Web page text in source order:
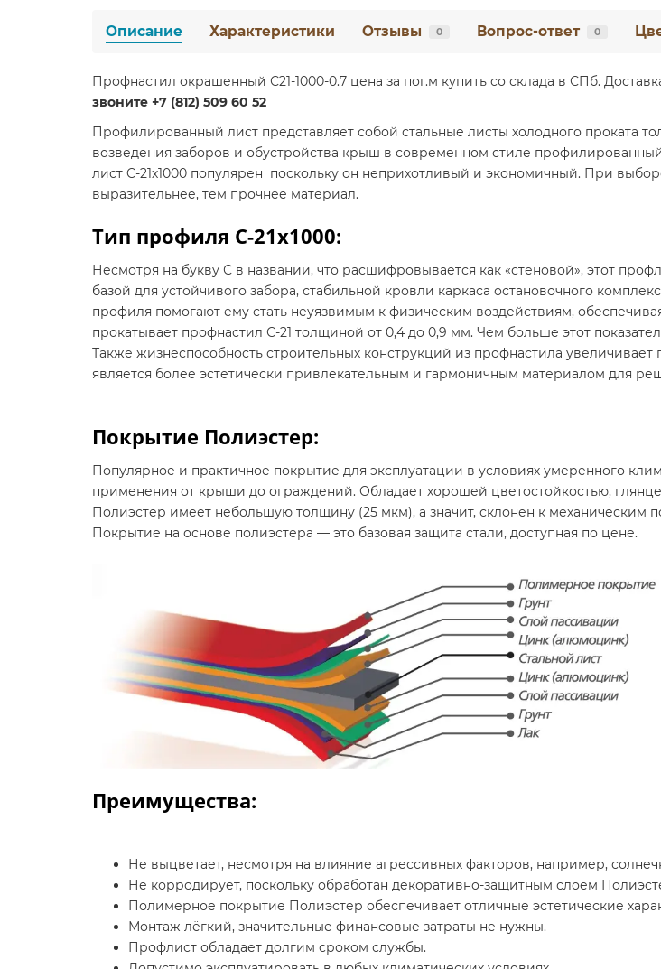
Описание Характеристики Отзывы 0 Вопрос-ответ 0
Профнастил окрашенный С21-1000-0.7 цена за пог.м купить со склада в СПб.
звоните +7 (812) 509 60 52
Профилированный лист представляет собой стальные листы холодного проката
возведения заборов и обустройства крыш в современном стиле
лист C-21х1000 популярен поскольку он неприхотливый и экономичный. При
выразительнее, тем прочнее материал.
Тип профиля C-21х1000:
Несмотря на букву С в названии, что расшифровывается как «стеновой», этот
базой для устойчивого забора, стабильной кровли каркаса остановочного
профиля помогают ему стать неуязвимым к физическим воздействиям,
прокатывает профнастил С-21 толщиной от 0,4 до 0,9 мм. Чем больше этот
Также жизнеспособность строительных конструкций из профнастила
является более эстетически привлекательным и гармоничным материалом для
Покрытие Полиэстер:
Популярное и практичное покрытие для эксплуатации в условиях умеренного
применения от крыши до ограждений. Обладает хорошей цветостойкостью,
Полиэстер имеет небольшую толщину (25 мкм), а значит, склонен к механическим
Покрытие на основе полиэстера — это базовая защита стали, доступная по цене.
Преимущества:
Не выцветает, несмотря на влияние агрессивных факторов, например,
Не корродирует, поскольку обработан декоративно-защитным слоем
Полимерное покрытие Полиэстер обеспечивает отличные эстетические
Монтаж лёгкий, значительные финансовые затраты не нужны.
Профлист обладает долгим сроком службы.